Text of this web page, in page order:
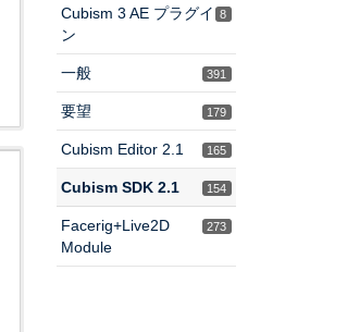
8
Cubism 3 AE プラグイ
ン
391
一般
179
要望
165
Cubism Editor 2.1
154
Cubism SDK 2.1
273
Facerig+Live2D
Module